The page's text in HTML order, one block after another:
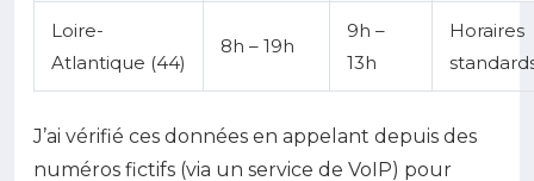
Loire-
Atlantique (44)
8h – 19h
9h –
13h
Horaires
J’ai vérifié ces données en appelant depuis des
numéros fictifs (via un service de VoIP) pour